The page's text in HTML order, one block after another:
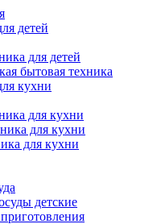
детей
для детей
бытовая техника
кухни
для кухни
для кухни
для кухни
детские